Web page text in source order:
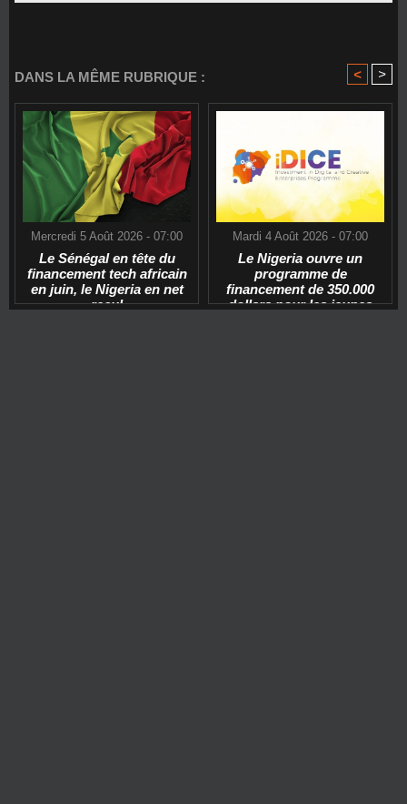
DANS LA MÊME RUBRIQUE : < >
Mercredi 5 Août 2026 - 07:00
Le Sénégal en tête du
financement tech africain
en juin, le Nigeria en net
recul
Mardi 4 Août 2026 - 07:00
Le Nigeria ouvre un
programme de
financement de 350.000
dollars pour les jeunes